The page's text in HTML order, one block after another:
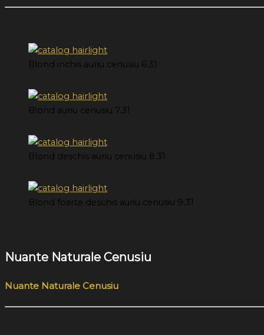
Blond inchis auriu cenusiu 6.31
Blond auriu cenusiu 7.31
Blond deschis auriu cenusiu 8.31
Blond foarte deschis auriu cenusiu 9.31
Nuante Naturale Cenusiu
Nuante Naturale Cenusiu